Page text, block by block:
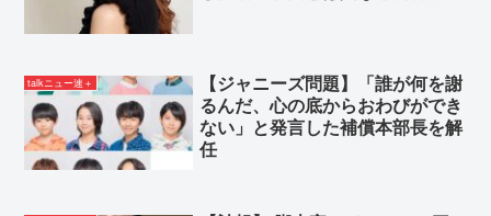
talkニュー速＋
【ジャニーズ問題】「誰が何を謝
るんだ、心の底からおわびができ
ない」と発言した補償本部長を解
任